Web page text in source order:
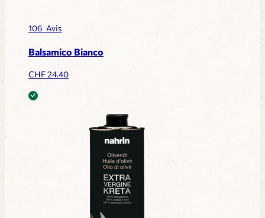
106 Avis
Balsamico Bianco
CHF24.40